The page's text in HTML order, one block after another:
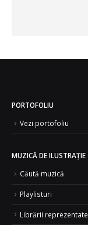
PORTOFOLIU
Vezi portofoliu
MUZICĂ DE ILUSTRAȚIE
Căută muzică
Playlisturi
Librării reprezentate